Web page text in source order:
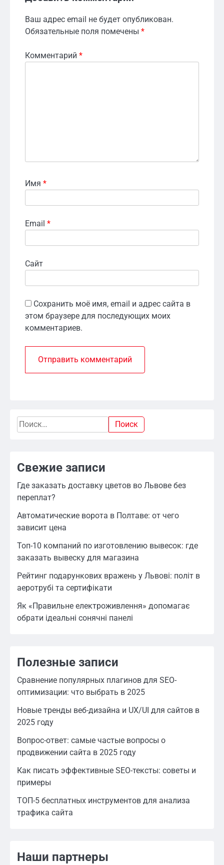
Ваш адрес email не будет опубликован.
Обязательные поля помечены *
Комментарий *
Имя *
Email *
Сайт
Сохранить моё имя, email и адрес сайта в
этом браузере для последующих моих
комментариев.
Найти:
Свежие записи
Где заказать доставку цветов во Львове без
переплат?
Автоматические ворота в Полтаве: от чего
зависит цена
Топ-10 компаний по изготовлению вывесок: где
заказать вывеску для магазина
Рейтинг подарункових вражень у Львові: політ в
аеротрубі та сертифікати
Як «Правильне електроживлення» допомагає
обрати ідеальні сонячні панелі
Полезные записи
Сравнение популярных плагинов для SEO-
оптимизации: что выбрать в 2025
Новые тренды веб-дизайна и UX/UI для сайтов в
2025 году
Вопрос-ответ: самые частые вопросы о
продвижении сайта в 2025 году
Как писать эффективные SEO-тексты: советы и
примеры
ТОП-5 бесплатных инструментов для анализа
трафика сайта
Наши партнеры